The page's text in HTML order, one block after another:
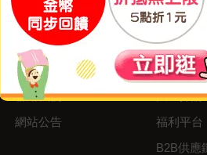
付款方式
寄送方式
售後服務
聯絡我們
網站公告
我要成為
廣告合作
分紅大聯
大量採購
福利平台
B2B供應